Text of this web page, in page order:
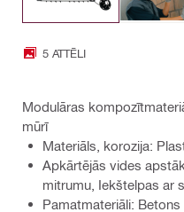
5 ATTĒLI
Modulāras
mūrī
Materiāls, korozija:
Apkārtējās vides
mitrumu, Iekštelpas ar
Pamatmateriāli: